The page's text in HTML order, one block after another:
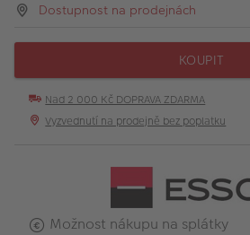
Dostupnost na prodejnách
KOUPIT
Nad 2 000 Kč DOPRAVA ZDARMA
Vyzvednutí na prodejně bez poplatku
Možnost nákupu na splátky